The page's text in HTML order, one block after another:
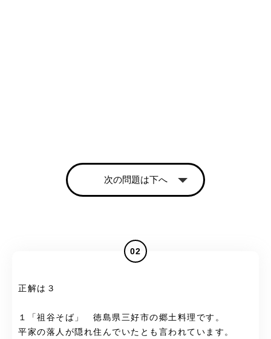
次の問題は下へ
02
正解は３
１「祖谷そば」 徳島県三好市の郷土料理です。
平家の落人が隠れ住んでいたとも言われています。